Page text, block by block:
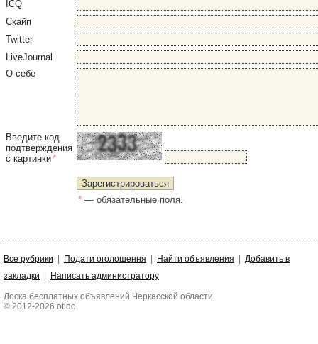
ICQ
Скайп
Twitter
LiveJournal
О себе
Введите код
подтверждения
с картинки*
* — обязательные поля.
Все рубрики Подати оголошення Найти объявления
Добавить в
закладки
Написать администратору
Доска бесплатных объявлений Черкасской области
© 2012-2026 otido